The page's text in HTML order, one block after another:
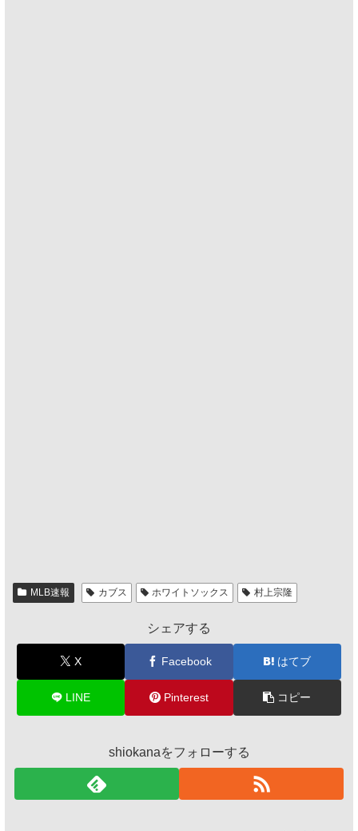
MLB速報 カブス ホワイトソックス 村上宗隆
シェアする
X Facebook はてブ
LINE Pinterest コピー
shiokanaをフォローする